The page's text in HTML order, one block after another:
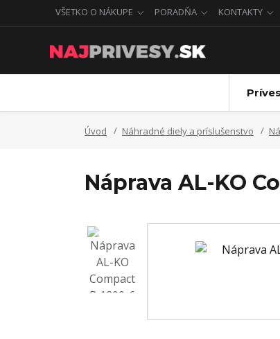
VŠETKO O NÁKUPE PORADŇA KONTAKTY
Úvod Náhradné diely a príslušenstvo
Náprava AL-KO